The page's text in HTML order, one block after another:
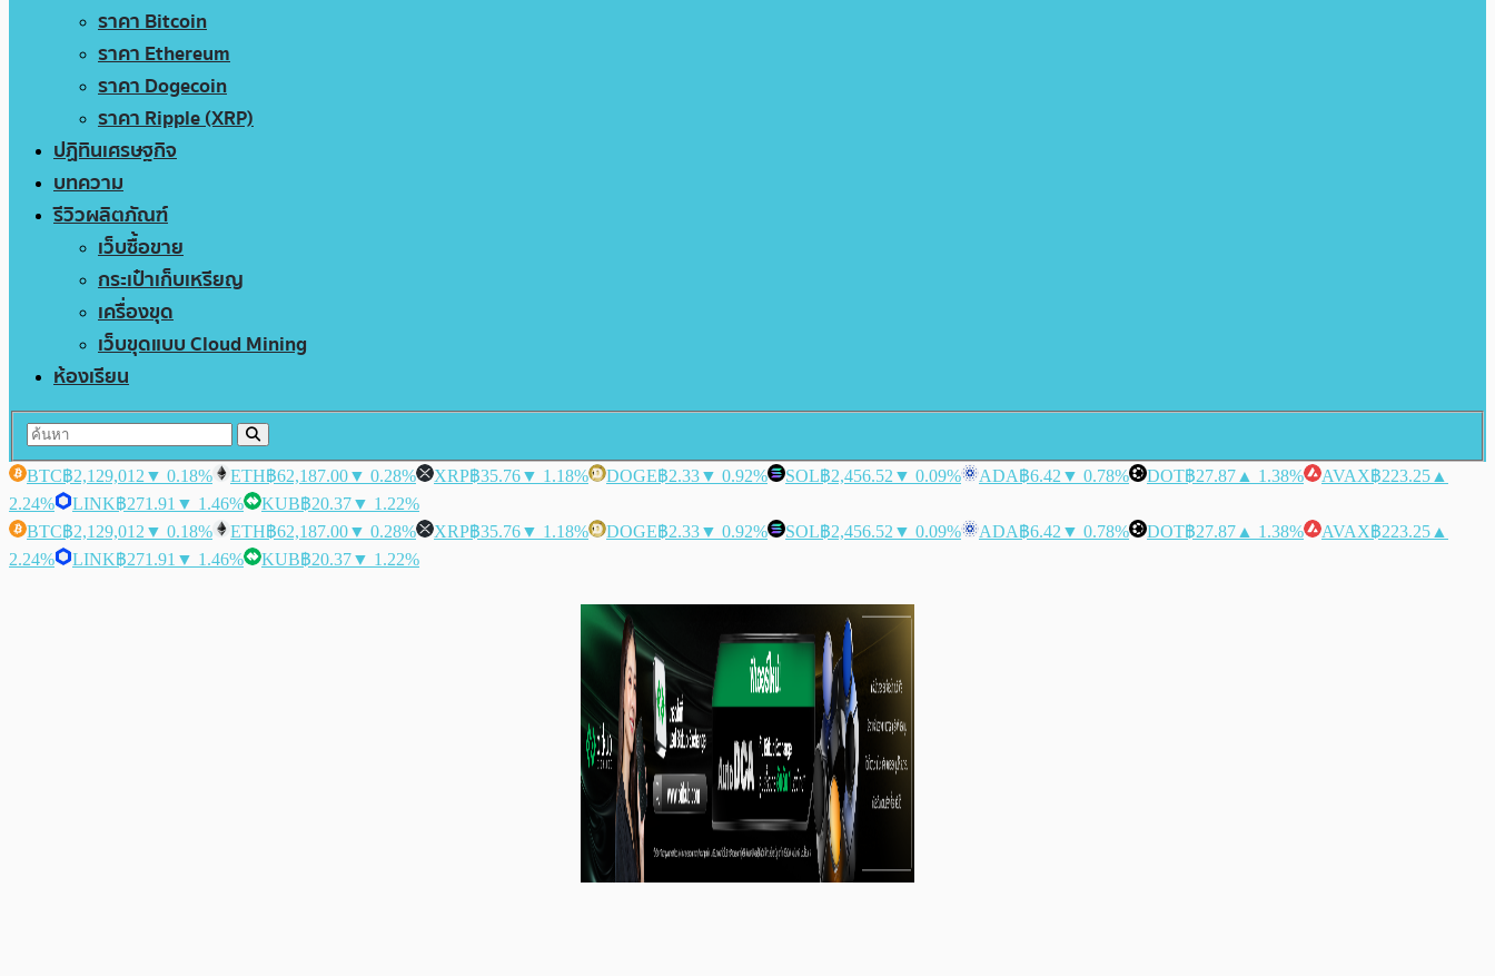
ราคา Bitcoin
ราคา Ethereum
ราคา Dogecoin
ราคา Ripple (XRP)
ปฏิทินเศรษฐกิจ
บทความ
รีวิวผลิตภัณฑ์
เว็บซื้อขาย
กระเป๋าเก็บเหรียญ
เครื่องขุด
เว็บขุดแบบ Cloud Mining
ห้องเรียน
BTC฿2,129,012 ▼ 0.18% ETH฿62,187.00▼ 0.28% XRP฿35.76▼ 1.18% DOGE฿2.33▼ 0.92% SOL฿2,456.52 ▼ 0.09% ADA฿6.42 ▼ 0.78% DOT฿27.87 ▲ 1.38% AVAX฿223.25 ▲
2.24%
LINK฿271.91 ▼ 1.46% KUB฿20.37▼ 1.22%
BTC฿2,129,012 ▼ 0.18% ETH฿62,187.00▼ 0.28% XRP฿35.76▼ 1.18% DOGE฿2.33▼ 0.92% SOL฿2,456.52 ▼ 0.09% ADA฿6.42 ▼ 0.78% DOT฿27.87 ▲ 1.38% AVAX฿223.25 ▲
2.24%
LINK฿271.91 ▼ 1.46% KUB฿20.37▼ 1.22%